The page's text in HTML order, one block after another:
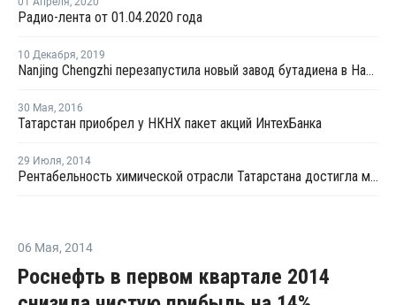
Радио-лента от 01.04.2020 года
10 Декабря, 2019
Nanjing Chengzhi перезапустила новый завод бутадиена в Нанкине после внепланового ремонта
30 Мая, 2016
Татарстан приобрел у НКНХ пакет акций ИнтехБанка
29 Июля, 2014
Рентабельность химической отрасли Татарстана достигла минимума
06 Мая, 2014
Роснефть в первом квартале 2014